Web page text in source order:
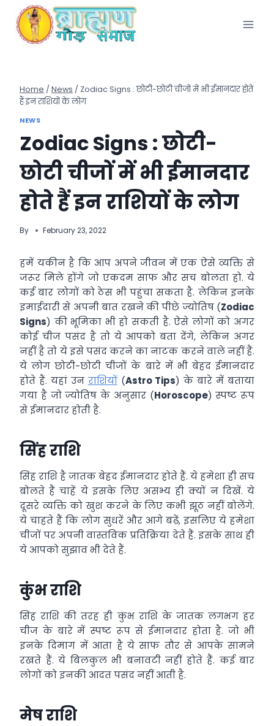
content
Home / News / Zodiac Signs : छोटी-छोटी चीजों में भी ईमानदार होते
हैं इन राशियों के लोग
NEWS
Zodiac Signs : छोटी-
छोटी चीजों में भी ईमानदार
होते हैं इन राशियों के लोग
By February 23, 2022
हमें यकीन है कि आप अपने जीवन में एक ऐसे व्यक्ति से
जरूर मिले होंगे जो एकदम साफ और सच बोलता हो. ये
कई बार लोगों को ठेस भी पहुंचा सकता है. लेकिन इनके
इमाईदारी से अपनी बात रखने की पीछे ज्योतिष (Zodiac
Signs) की भूमिका भी हो सकती है. ऐसे लोगों को अगर
कोई चीज पसंद है तो ये आपको बता देंगे, लेकिन अगर
नहीं है तो ये इसे पसंद करने का नाटक करने वाले नहीं हैं.
ये लोग छोटी-छोटी चीजों के बारे में भी बेहद ईमानदार
होते हैं. यहां उन राशियों(Astro Tips) के बारे में बताया
गया है जो ज्योतिष के अनुसार (Horoscope) स्पष्ट रूप
से ईमानदार होती है.
सिंह राशि
सिंह राशि है जातक बेहद ईमानदार होते हैं. ये हमेशा ही सच
बोलते हैं चाहें ये इसके लिए असभ्य ही क्यों न दिखें. ये
दूसरे व्यक्ति को खुश करने के लिए कभी झूठ नहीं बोलेंगे.
ये चाहते हैं कि लोग सुधरें और आगे बढ़ें, इसलिए ये हमेशा
चीजों पर अपनी वास्तविक प्रतिक्रिया देते हैं. इसके साथ ही
ये आपको सुझाव भी देते हैं.
कुंभ राशि
सिंह राशि की तरह ही कुंभ राशि के जातक लगभग हर
चीज के बारे में स्पष्ट रूप से ईमानदार होता है. जो भी
इनके दिमाग में आता है ये साफ तौर से आपके सामने
रखते हैं. ये बिलकुल भी बनावटी नहीं होते हैं. कई बार
लोगों को इनकी आदत पसंद नहीं आती है.
मेष राशि